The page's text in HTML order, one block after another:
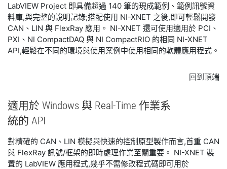
LabVIEW Project 即具備超過 140 筆的現成範例、範例訊號資
料庫,與完整的說明記錄;搭配使用 NI-XNET 之後,即可輕鬆開發
CAN、LIN 與 FlexRay 應用。 NI-XNET 還可使用適用於 PCI、
PXI、NI CompactDAQ 與 NI CompactRIO 的相同 NI-XNET
API,輕鬆在不同的環境與使用案例中使用相同的軟體應用程式。
回到頂端
適用於 Windows 與 Real-Time 作業系
統的 API
對精確的 CAN、LIN 模擬與快速的控制原型製作而言,首重 CAN
與 FlexRay 訊號/框架的即時處理作業至關重要。 NI-XNET 裝
置的 LabVIEW 應用程式,幾乎不需修改程式碼即可用於